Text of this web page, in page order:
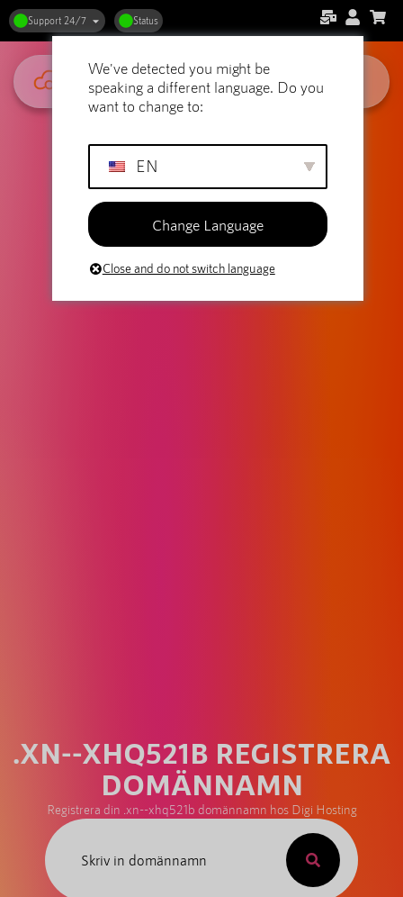
Support 24/7 Status
.XN--XHQ521B REGISTRERA
DOMÄNNAMN
Registrera din .xn--xhq521b domännamn hos Digi Hosting
We've detected you might be
speaking a different language. Do you
want to change to:
EN
Change Language
Close and do not switch language